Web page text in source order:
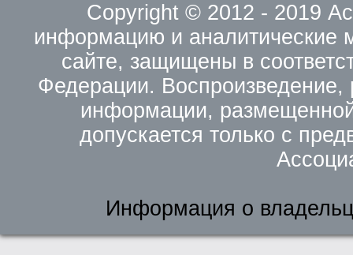
Copyright © 2012 - 2019
информацию и
сайте, защищены в
Федерации. Воспроизведение,
информации,
допускается только с
Информация о